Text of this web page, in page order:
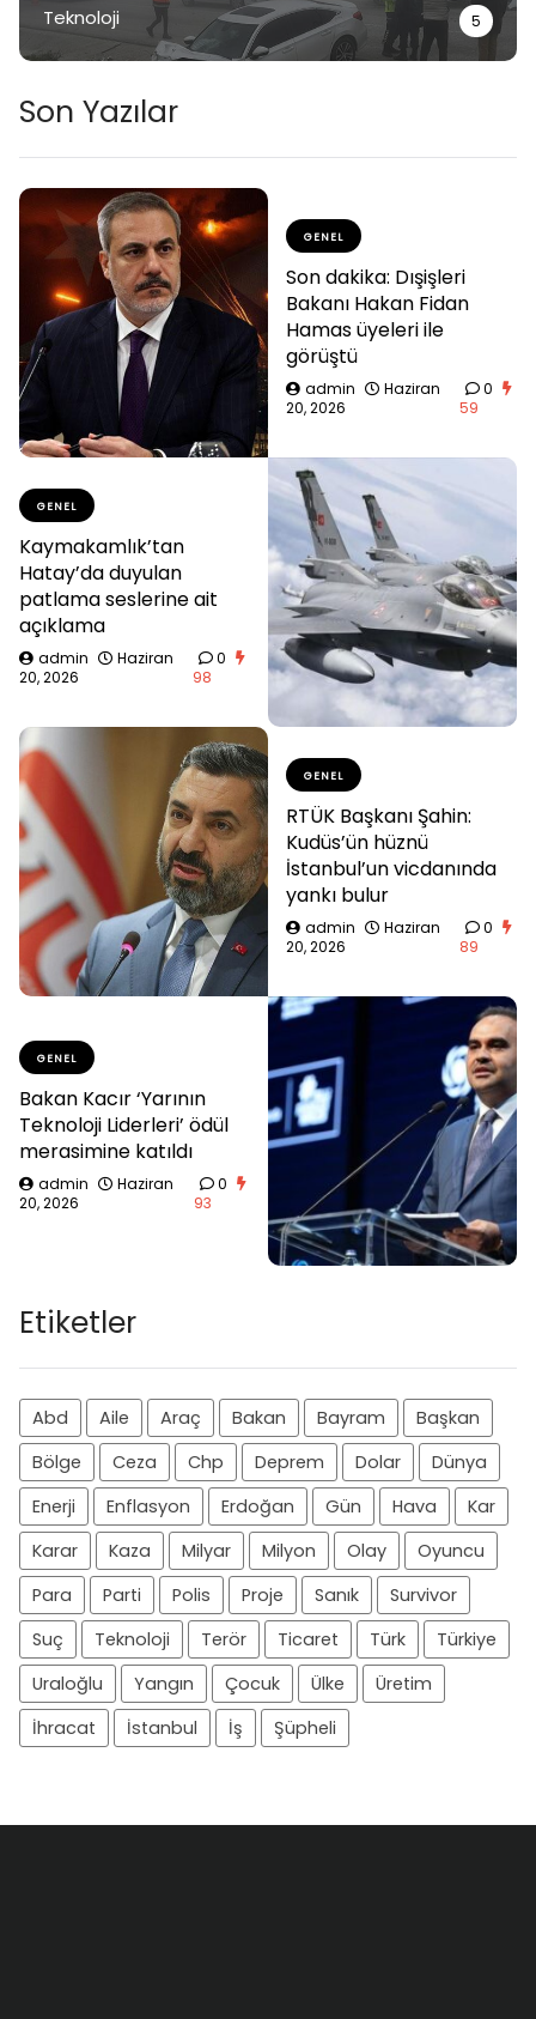
Teknoloji 5
Son Yazılar
GENEL
Son dakika: Dışişleri
Bakanı Hakan Fidan
Hamas üyeleri ile
görüştü
admin
Haziran
20, 2026
0
59
GENEL
Kaymakamlık’tan
Hatay’da duyulan
patlama seslerine ait
açıklama
admin
Haziran
20, 2026
0
98
GENEL
RTÜK Başkanı Şahin:
Kudüs’ün hüznü
İstanbul’un vicdanında
yankı bulur
admin
Haziran
20, 2026
0
89
GENEL
Bakan Kacır ‘Yarının
Teknoloji Liderleri’ ödül
merasimine katıldı
admin
Haziran
20, 2026
0
93
Etiketler
Abd Aile Araç Bakan Bayram
Başkan
Bölge
Ceza Chp Deprem Dolar
Dünya
Enerji
Enflasyon Erdoğan Gün Hava
Kar
Karar
Kaza Milyar Milyon Olay
Oyuncu
Para
Parti Polis Proje Sanık
Survivor
Suç
Teknoloji Terör Ticaret Türk
Türkiye
Uraloğlu
Yangın Çocuk Ülke
Üretim
İhracat
İstanbul İş Şüpheli